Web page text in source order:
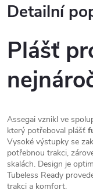
Detailní
Plášť
Assegai vznikl ve
který potřeboval plášť
Vysoké výstupky se
potřebnou trakci,
skalách. Design je
Tubeless Ready
trakci a komfort.